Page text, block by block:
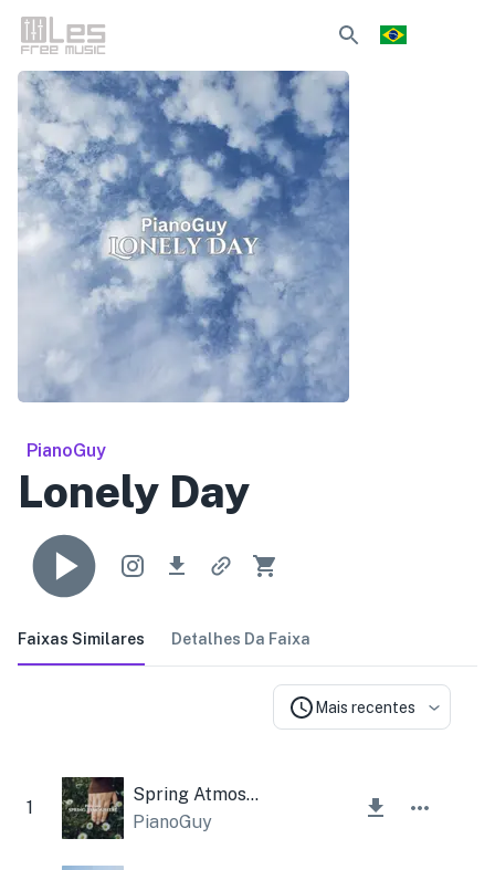
PianoGuy
Lonely Day
Faixas Similares Detalhes Da Faixa
Mais recentes
1
Spring Atmosphere
PianoGuy